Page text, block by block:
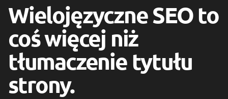
Wielojęzyczne SEO to
coś więcej niż
tłumaczenie tytułu
strony.